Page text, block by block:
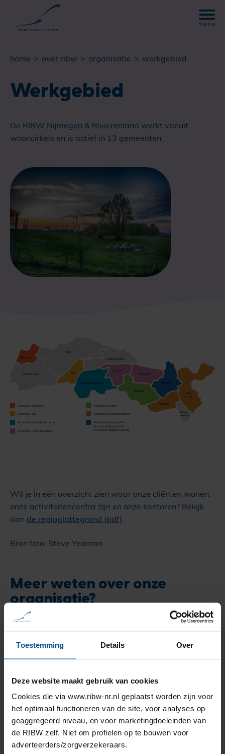
Toestemming Details Over
Deze website maakt gebruik van cookies
Cookies die via www.ribw-nr.nl geplaatst worden zijn voor
het optimaal functioneren van de site, voor analyses op
geaggregeerd niveau, en voor marketingdoeleinden van
de RIBW zelf. Niet om profielen op te bouwen voor
adverteerders/zorgverzekeraars.
home over ribw organisatie werkgebied
Werkgebied
De RIBW Nijmegen & Rivierenland werkt vanuit
wooncirkels en is actief in 13 gemeenten.
Berg
en Dal
Heumen
Nijmegen
Wijchen
Beuningen
Druten
West Maas en Waal
Neder-Betuwe
Tiel
Buren
Culemborg
West Betuwe
Mook en
Middelaar
Wooncirkel Culemborg
Wooncirkel Tiel
Wooncirkel West Maas en Waal
Wooncirkel Druten/Beuningen
Wooncirkel Wijchen
Wooncirkel Groesbeek/Malden
Wooncirkel Nijmegen West
Wooncirkel Nijmegen Zuid
Wooncirkel Nijmegen Centraal
Wil je in één overzicht zien waar onze cliënten wonen,
onze activiteitencentra zijn en onze kantoren? Bekijk
dan de regioplattegrond (pdf)
Bron foto: Steve Yeaman
Meer weten over onze
organisatie?
Locaties